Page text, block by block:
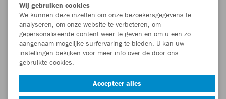
Wij gebruiken cookies
We kunnen deze inzetten om onze bezoekersgegevens te
analyseren, om onze website te verbeteren, om
gepersonaliseerde content weer te geven en om u een zo
aangenaam mogelijke surfervaring te bieden. U kan uw
instellingen bekijken voor meer info over de door ons
gebruikte cookies.
Accepteer alles